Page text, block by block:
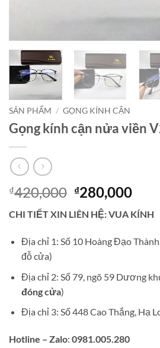
SẢN PHẨM / GỌNG KÍNH CẬN
Gọng kính cận nửa viền
₫420,000 Giá
gốc
là:
₫420,000.
₫280,000Giá
hiện
tại
là:
CHI TIẾT XIN LIÊN HỆ: VUA KÍNH
Địa chỉ 1: Số 10 Hoàng Đạo
đỗ cửa)
Địa chỉ 2: Số 79, ngõ 59 Dương
đóng cửa)
Địa chỉ 3: Số 448 Cao Thắng, Hạ
Hotline – Zalo: 0981.005.280